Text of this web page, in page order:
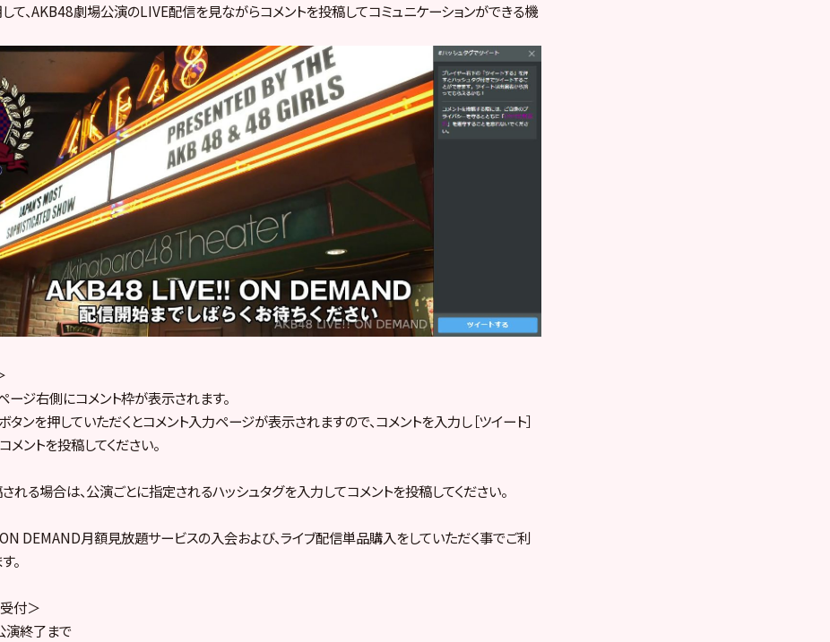
、AKB48劇場公演のLIVE配信を見ながらコメントを投稿してコミュニケーションができる機
ジ右側にコメント枠が表示されます。
ボタンを押していただくとコメント入力ページが表示されますので、コメントを入力し［ツイート］
メントを投稿してください。
る場合は、公演ごとに指定されるハッシュタグを入力してコメントを投稿してください。
DEMAND月額見放題サービスの入会および、ライブ配信単品購入をしていただく事でご利
。
付＞
演終了まで